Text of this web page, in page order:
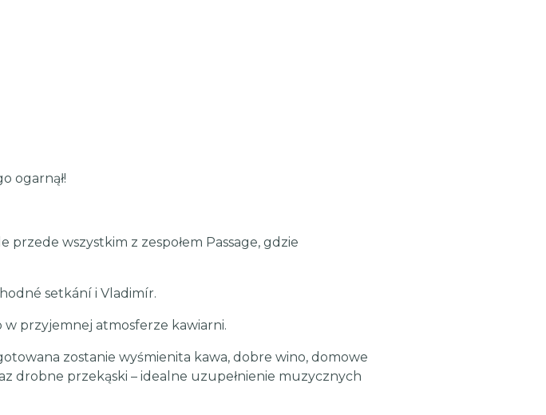
ogarnął!
przede wszystkim z zespołem Passage, gdzie
setkání i Vladimír.
w przyjemnej atmosferze kawiarni.
zostanie wyśmienita kawa, dobre wino, domowe
drobne przekąski – idealne uzupełnienie muzycznych